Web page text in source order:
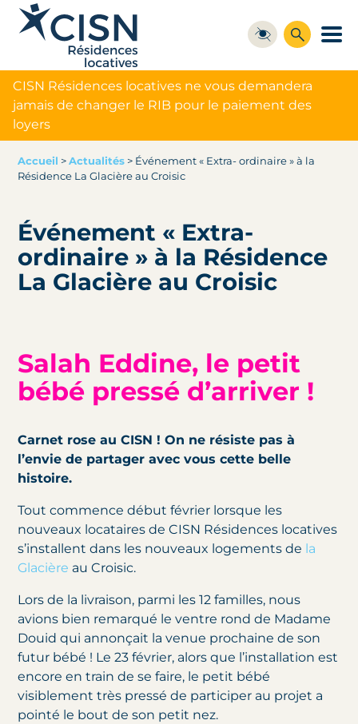
CISN Résidences locatives ne vous demandera
jamais de changer le RIB pour le paiement des
loyers
Accueil >Actualités > Événement « Extra- ordinaire » à la
Résidence La Glacière au Croisic
Événement « Extra-
ordinaire » à la Résidence
La Glacière au Croisic
Salah Eddine, le petit
bébé pressé d’arriver !
Carnet rose au CISN ! On ne résiste pas à
l’envie de partager avec vous cette belle
histoire.
Tout commence début février lorsque les
nouveaux locataires de CISN Résidences locatives
s’installent dans les nouveaux logements de la
Glacière au Croisic.
Lors de la livraison, parmi les 12 familles, nous
avions bien remarqué le ventre rond de Madame
Douid qui annonçait la venue prochaine de son
futur bébé ! Le 23 février, alors que l’installation est
encore en train de se faire, le petit bébé
visiblement très pressé de participer au projet a
pointé le bout de son petit nez.